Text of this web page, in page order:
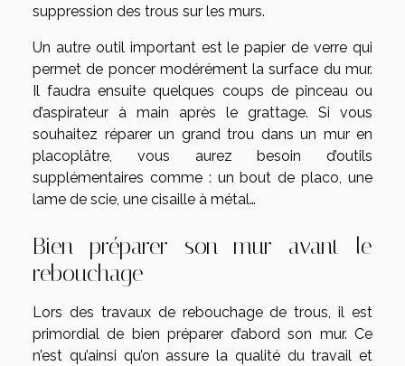
suppression des trous sur les murs.
Un autre outil important est le papier de verre qui
permet de poncer modérément la surface du mur.
Il faudra ensuite quelques coups de pinceau ou
d’aspirateur à main après le grattage. Si vous
souhaitez réparer un grand trou dans un mur en
placoplâtre, vous aurez besoin d’outils
supplémentaires comme : un bout de placo, une
lame de scie, une cisaille à métal…
Bien préparer son mur avant le
rebouchage
Lors des travaux de rebouchage de trous, il est
primordial de bien préparer d’abord son mur. Ce
n’est qu’ainsi qu’on assure la qualité du travail et